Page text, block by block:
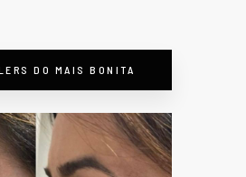
DO MAIS BONITA